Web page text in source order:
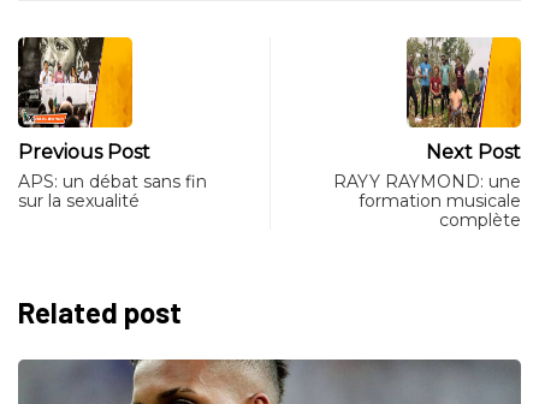
Previous Post
APS: un débat sans fin
sur la sexualité
Next Post
RAYY RAYMOND: une
formation musicale
complète
Related post
Une pluie de buts en Europe